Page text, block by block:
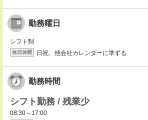
勤務曜日
シフト制
休日休暇 日祝、他会社カレンダーに準ずる
勤務時間
シフト勤務 / 残業少
08:30～17:00